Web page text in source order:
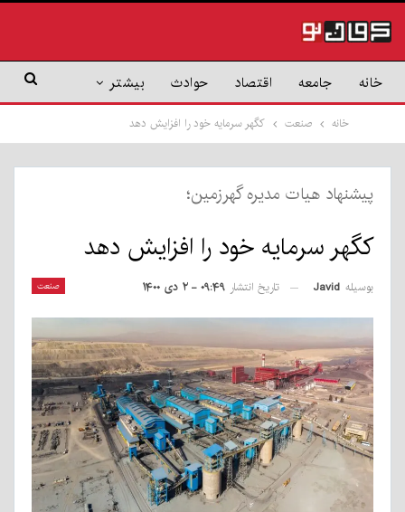
خانه جامعه اقتصاد حوادث بیشتر
خانه صنعت کگهر سرمایه خود را افزایش دهد
پیشنهاد هیات مدیره گهرزمین؛
کگهر سرمایه خود را افزایش دهد
صنعت بوسیله Javid تاریخ انتشار ۰۹:۴۹ - ۲ دی ۱۴۰۰